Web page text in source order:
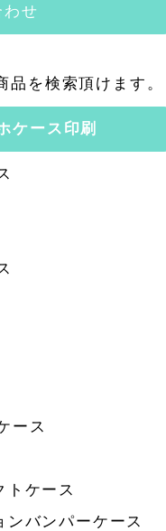
せ
を検索頂けます。
ケース印刷
ース
トケース
バンパーケース